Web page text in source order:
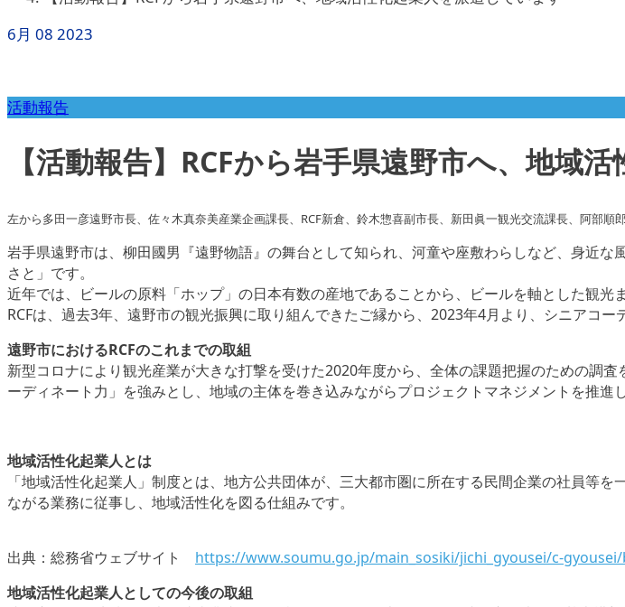
6月 08 2023
活動報告
【活動報告】RCFから岩手県遠野市へ、地域
左から多田一彦遠野市長、佐々木真奈美産業企画課長、RCF新倉、鈴木惣喜副市長、新田眞一観光交流課長、阿部順
岩手県遠野市は、柳田國男『遠野物語』の舞台として知られ、河童や座敷わらしなど、身近
さと」です。
近年では、ビールの原料「ホップ」の日本有数の産地であることから、ビールを軸とした観光
RCFは、過去3年、遠野市の観光振興に取り組んできたご縁から、2023年4月より、シニアコ
遠野市におけるRCFのこれまでの取組
新型コロナにより観光産業が大きな打撃を受けた2020年度から、全体の課題把握のための調
ーディネート力」を強みとし、地域の主体を巻き込みながらプロジェクトマネジメントを推進
地域活性化起業人とは
「地域活性化起業人」制度とは、地方公共団体が、三大都市圏に所在する民間企業の社員等
ながる業務に従事し、地域活性化を図る仕組みです。
出典：総務省ウェブサイト https://www.soumu.go.jp/main_sosiki/jichi_gyousei/c-
地域活性化起業人としての今後の取組